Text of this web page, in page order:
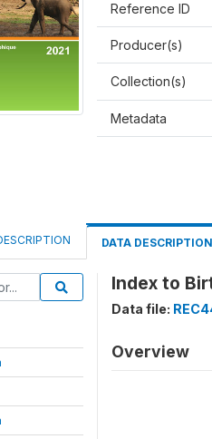
Reference ID
Producer(s)
Collection(s)
Metadata
DATA DESCRIPTION
Index to
Data file:
Overview